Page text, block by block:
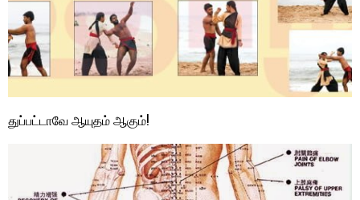
துப்பட்டாவே ஆயுதம் ஆகும்!